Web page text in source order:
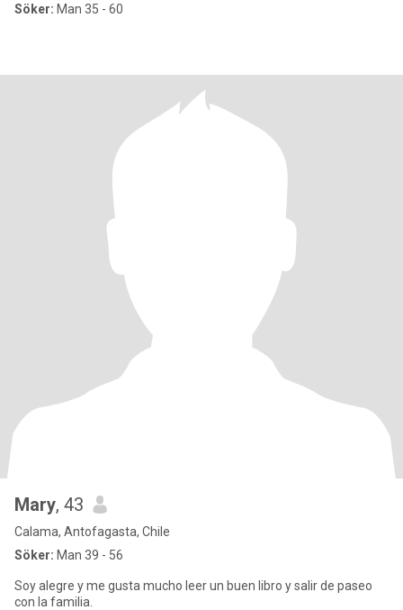
Söker: Man 35 - 60
Mary, 43
Calama, Antofagasta, Chile
Söker: Man 39 - 56
Soy alegre y me gusta mucho leer un buen libro y salir de paseo
con la familia.